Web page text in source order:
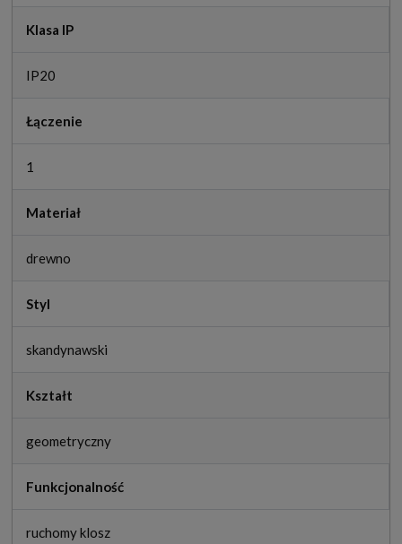
Klasa IP
IP20
Łączenie
1
Materiał
drewno
Styl
skandynawski
Kształt
geometryczny
Funkcjonalność
ruchomy klosz